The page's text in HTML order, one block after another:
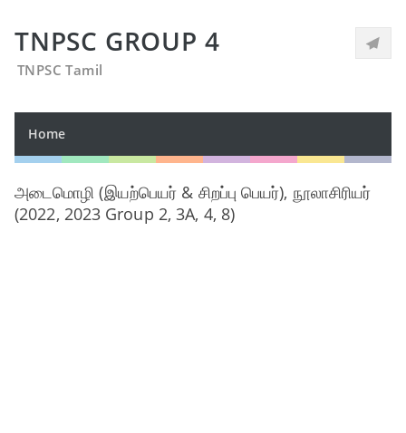
TNPSC GROUP 4
TNPSC Tamil
Home
அடைமொழி (இயற்பெயர் & சிறப்பு பெயர்), நூலாசிரியர்
(2022, 2023 Group 2, 3A, 4, 8)